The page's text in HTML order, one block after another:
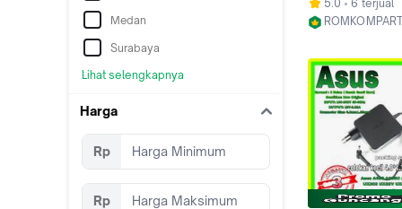
Medan
Surabaya
Lihat selengkapnya
Harga
Rp
Rp
5.0
6 terjual